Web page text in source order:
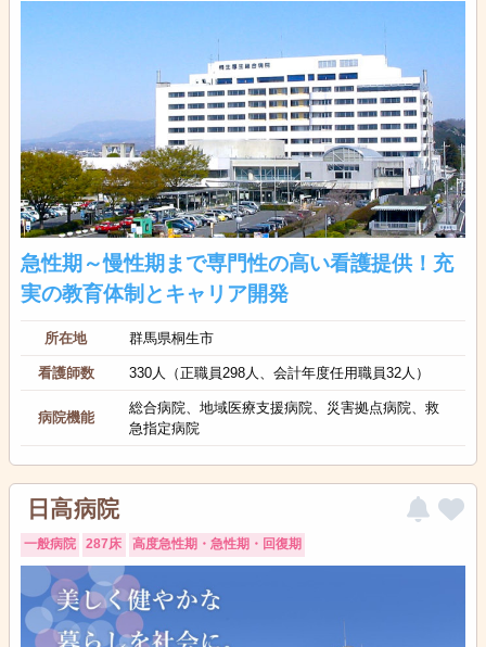
急性期～慢性期まで専門性の高い看護提供！充
実の教育体制とキャリア開発
所在地 群馬県桐生市
看護師数 330人（正職員298人、会計年度任用職員32人）
病院機能
総合病院、地域医療支援病院、災害拠点病院、救
急指定病院
日高病院
一般病院 287床 高度急性期・急性期・回復期